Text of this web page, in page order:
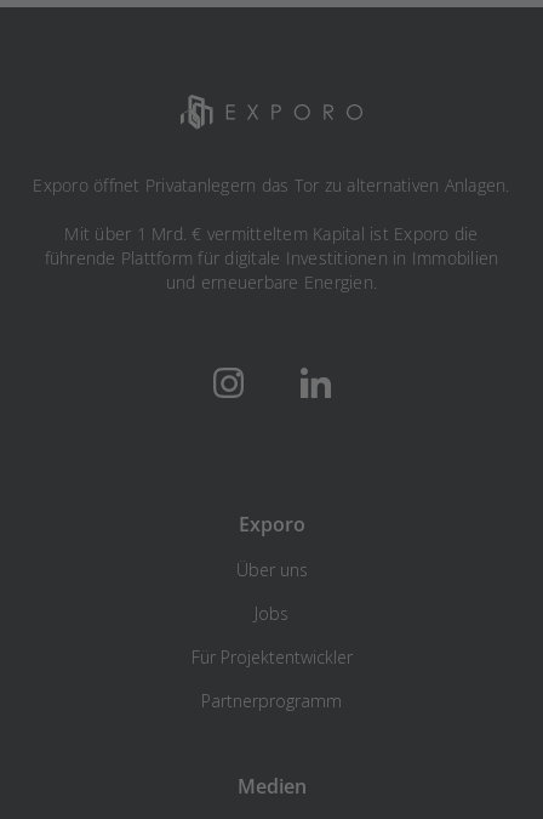
Exporo öffnet Privatanlegern das Tor zu alternativen Anlagen.
Mit über 1 Mrd. € vermitteltem Kapital ist Exporo die
führende Plattform für digitale Investitionen in Immobilien
und erneuerbare Energien.
Exporo
Über uns
Jobs
Für Projektentwickler
Partnerprogramm
Medien